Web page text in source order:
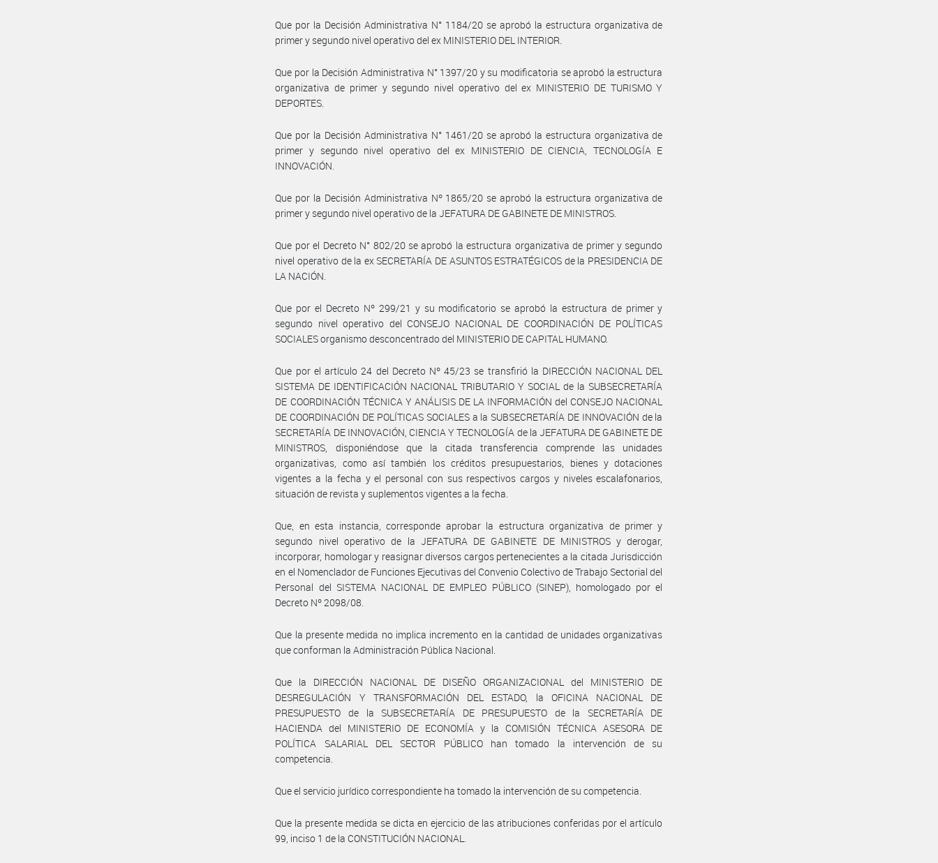
Que por la Decisión Administrativa N° 1184/20 se aprobó la estructura organizativa de
primer y segundo nivel operativo del ex MINISTERIO DEL INTERIOR.
Que por la Decisión Administrativa N° 1397/20 y su modificatoria se aprobó la estructura
organizativa de primer y segundo nivel operativo del ex MINISTERIO DE TURISMO Y
DEPORTES.
Que por la Decisión Administrativa N° 1461/20 se aprobó la estructura organizativa de
primer y segundo nivel operativo del ex MINISTERIO DE CIENCIA, TECNOLOGÍA E
INNOVACIÓN.
Que por la Decisión Administrativa Nº 1865/20 se aprobó la estructura organizativa de
primer y segundo nivel operativo de la JEFATURA DE GABINETE DE MINISTROS.
Que por el Decreto N° 802/20 se aprobó la estructura organizativa de primer y segundo
nivel operativo de la ex SECRETARÍA DE ASUNTOS ESTRATÉGICOS de la PRESIDENCIA DE
LA NACIÓN.
Que por el Decreto Nº 299/21 y su modificatorio se aprobó la estructura de primer y
segundo nivel operativo del CONSEJO NACIONAL DE COORDINACIÓN DE POLÍTICAS
SOCIALES organismo desconcentrado del MINISTERIO DE CAPITAL HUMANO.
Que por el artículo 24 del Decreto Nº 45/23 se transfirió la DIRECCIÓN NACIONAL DEL
SISTEMA DE IDENTIFICACIÓN NACIONAL TRIBUTARIO Y SOCIAL de la SUBSECRETARÍA
DE COORDINACIÓN TÉCNICA Y ANÁLISIS DE LA INFORMACIÓN del CONSEJO NACIONAL
DE COORDINACIÓN DE POLÍTICAS SOCIALES a la SUBSECRETARÍA DE INNOVACIÓN de la
SECRETARÍA DE INNOVACIÓN, CIENCIA Y TECNOLOGÍA de la JEFATURA DE GABINETE DE
MINISTROS, disponiéndose que la citada transferencia comprende las unidades
organizativas, como así también los créditos presupuestarios, bienes y dotaciones
vigentes a la fecha y el personal con sus respectivos cargos y niveles escalafonarios,
situación de revista y suplementos vigentes a la fecha.
Que, en esta instancia, corresponde aprobar la estructura organizativa de primer y
segundo nivel operativo de la JEFATURA DE GABINETE DE MINISTROS y derogar,
incorporar, homologar y reasignar diversos cargos pertenecientes a la citada Jurisdicción
en el Nomenclador de Funciones Ejecutivas del Convenio Colectivo de Trabajo Sectorial del
Personal del SISTEMA NACIONAL DE EMPLEO PÚBLICO (SINEP), homologado por el
Decreto Nº 2098/08.
Que la presente medida no implica incremento en la cantidad de unidades organizativas
que conforman la Administración Pública Nacional.
Que la DIRECCIÓN NACIONAL DE DISEÑO ORGANIZACIONAL del MINISTERIO DE
DESREGULACIÓN Y TRANSFORMACIÓN DEL ESTADO, la OFICINA NACIONAL DE
PRESUPUESTO de la SUBSECRETARÍA DE PRESUPUESTO de la SECRETARÍA DE
HACIENDA del MINISTERIO DE ECONOMÍA y la COMISIÓN TÉCNICA ASESORA DE
POLÍTICA SALARIAL DEL SECTOR PÚBLICO han tomado la intervención de su
competencia.
Que el servicio jurídico correspondiente ha tomado la intervención de su competencia.
Que la presente medida se dicta en ejercicio de las atribuciones conferidas por el artículo
99, inciso 1 de la CONSTITUCIÓN NACIONAL.